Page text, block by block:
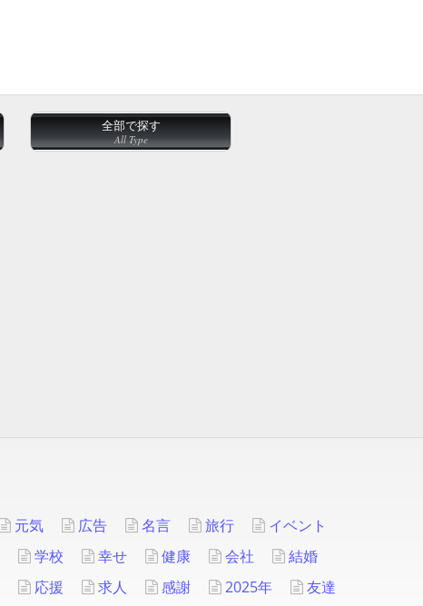
全部で探す
All Type
元気 広告 名言 旅行
イベント
学校 幸せ 健康 会社
結婚
応援 求人 感謝 2025年
友達